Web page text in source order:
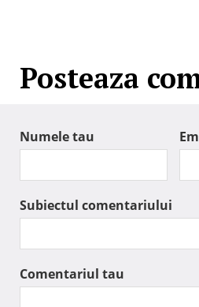
Posteaza
Numele tau
Subiectul comentariului
Comentariul tau